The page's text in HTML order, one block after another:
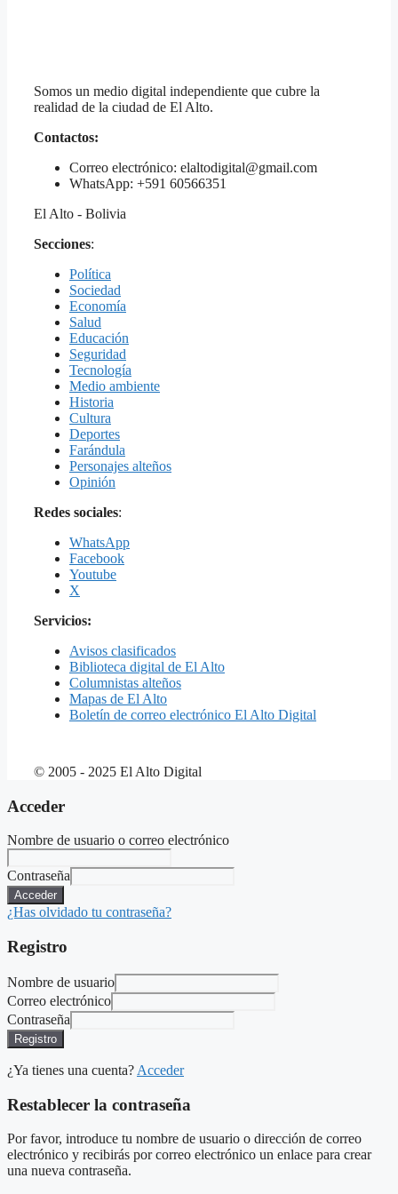
Somos un medio digital independiente que cubre la
realidad de la ciudad de El Alto.
Contactos:
Correo electrónico: elaltodigital@gmail.com
WhatsApp: +591 60566351
El Alto - Bolivia
Secciones:
Política
Sociedad
Economía
Salud
Educación
Seguridad
Tecnología
Medio ambiente
Historia
Cultura
Deportes
Farándula
Personajes alteños
Opinión
Redes sociales:
WhatsApp
Facebook
Youtube
X
Servicios:
Avisos clasificados
Biblioteca digital de El Alto
Columnistas alteños
Mapas de El Alto
Boletín de correo electrónico El Alto Digital
© 2005 - 2025 El Alto Digital
Acceder
Nombre de usuario o correo electrónico
Contraseña
Acceder
¿Has olvidado tu contraseña?
Registro
Nombre de usuario
Correo electrónico
Contraseña
Registro
¿Ya tienes una cuenta? Acceder
Restablecer la contraseña
Por favor, introduce tu nombre de usuario o dirección de correo
electrónico y recibirás por correo electrónico un enlace para crear
una nueva contraseña.